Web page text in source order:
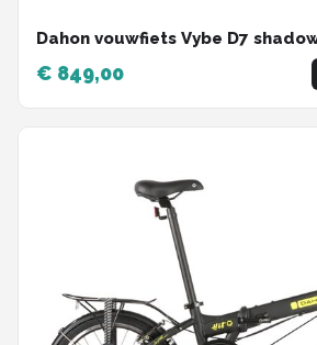
Dahon vouwfiets Vybe D7
€ 849,00